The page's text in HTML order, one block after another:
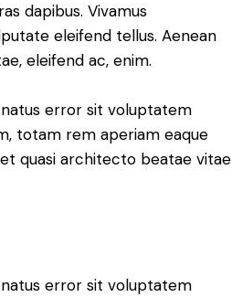
dapibus. Vivamus
eleifend tellus. Aenean
eleifend ac, enim.
error sit voluptatem
totam rem aperiam eaque
quasi architecto beatae vitae
error sit voluptatem